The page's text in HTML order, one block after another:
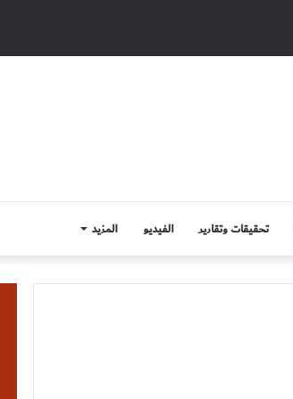
تحقيقات وتقارير الفيديو المزيد